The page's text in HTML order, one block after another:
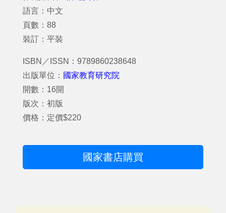
語言：中文
頁數：88
裝訂：平裝
ISBN／ISSN：9789860238648
出版單位： 國家教育研究院
開數：16開
版次：初版
價格：定價$220
國家書店購買